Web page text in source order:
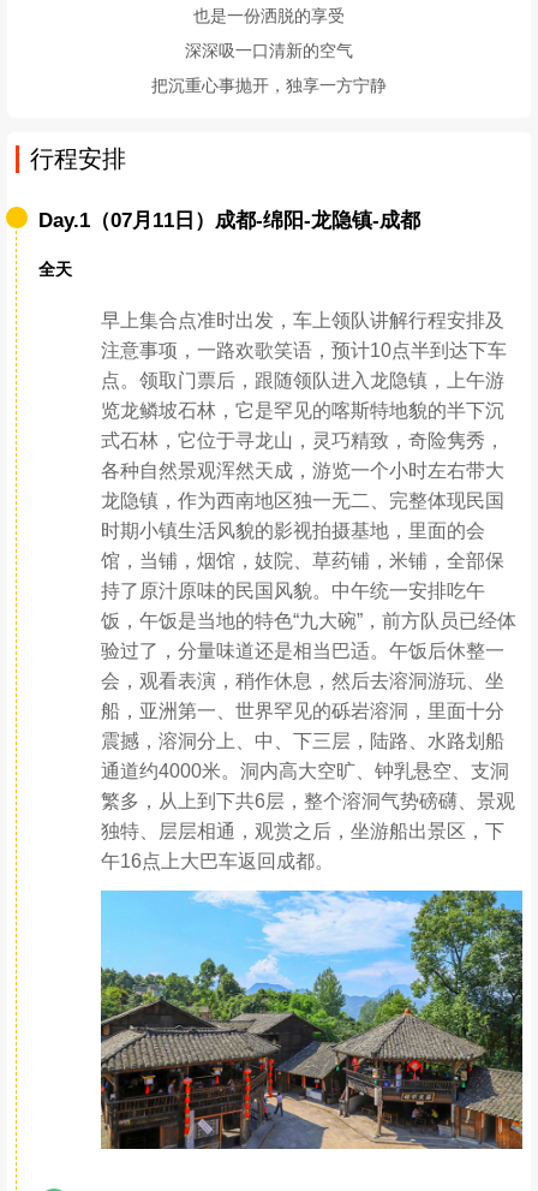
也是一份洒脱的享受
深深吸一口清新的空气
把沉重心事抛开，独享一方宁静
行程安排
Day.1（07月11日）成都-绵阳-龙隐镇-成都
全天
早上集合点准时出发，车上领队讲解行程安排及
注意事项，一路欢歌笑语，预计10点半到达下车
点。领取门票后，跟随领队进入龙隐镇，上午游
览龙鳞坡石林，它是罕见的喀斯特地貌的半下沉
式石林，它位于寻龙山，灵巧精致，奇险隽秀，
各种自然景观浑然天成，游览一个小时左右带大
龙隐镇，作为西南地区独一无二、完整体现民国
时期小镇生活风貌的影视拍摄基地，里面的会
馆，当铺，烟馆，妓院、草药铺，米铺，全部保
持了原汁原味的民国风貌。中午统一安排吃午
饭，午饭是当地的特色“九大碗”，前方队员已经体
验过了，分量味道还是相当巴适。午饭后休整一
会，观看表演，稍作休息，然后去溶洞游玩、坐
船，亚洲第一、世界罕见的砾岩溶洞，里面十分
震撼，溶洞分上、中、下三层，陆路、水路划船
通道约4000米。洞内高大空旷、钟乳悬空、支洞
繁多，从上到下共6层，整个溶洞气势磅礴、景观
独特、层层相通，观赏之后，坐游船出景区，下
午16点上大巴车返回成都。